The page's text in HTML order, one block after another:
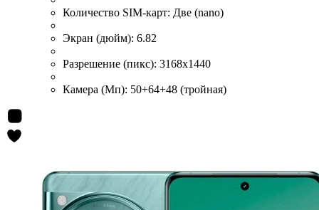
Количество SIM-карт: Две (nano)
Экран (дюйм): 6.82
Разрешение (пикс): 3168x1440
Камера (Мп): 50+64+48 (тройная)